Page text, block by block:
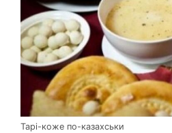
Тарі-коже по-казахськи